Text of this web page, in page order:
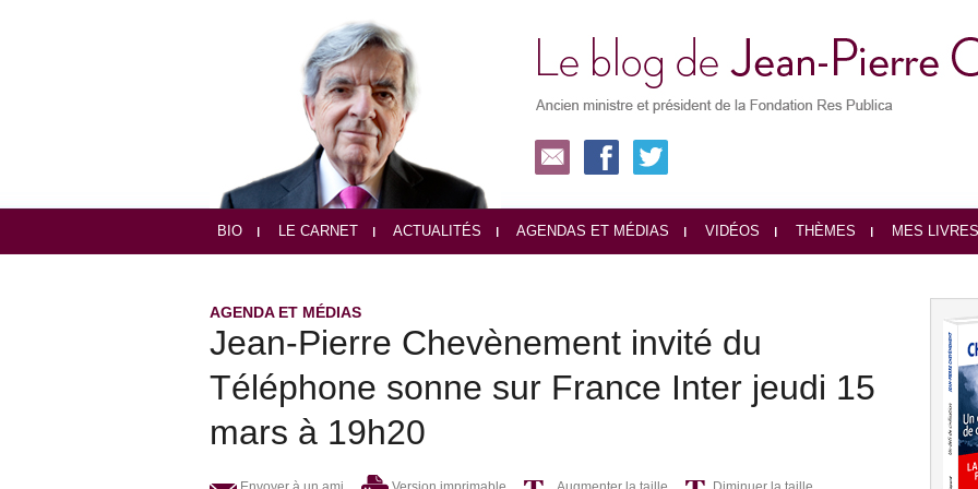
BIO LE CARNET ACTUALITÉS AGENDAS ET MÉDIAS VIDÉOS THÈMES MES LIVRES
AGENDA ET MÉDIAS
Jean-Pierre Chevènement invité du
Téléphone sonne sur France Inter jeudi 15
mars à 19h20